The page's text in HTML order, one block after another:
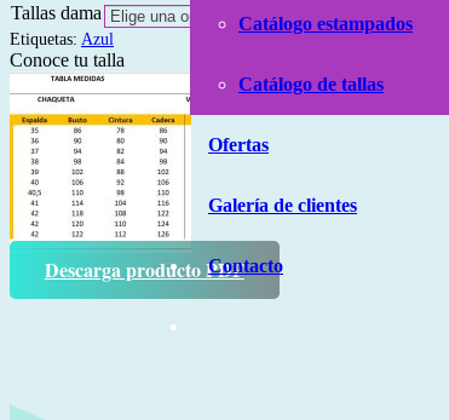
Catálogo estampados
Catálogo de tallas
Ofertas
Galería de clientes
Contacto
Tallas dama Limpiar
Etiquetas: Azul
Conoce tu talla
Descarga producto PDF